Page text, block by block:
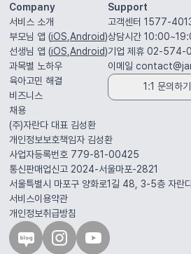
Company
서비스 소개
부모님 앱 (iOS Android)
선생님 앱 (iOS Android)
과목별 노하우
육아고민 해결
비즈니스
채용
Support
고객센터 1577-
상담시간
기업 제휴 02-574-
이메일
1:1 문의하기
(주)자란다 대표 김성환
개인정보보호책임자 김성환
사업자등록번호 779-81-00425
통신판매업신고 2024-서울마포-2821
서울특별시 마포구 양화로1길 48, 3-5층자란
서비스이용약관
개인정보취급방침